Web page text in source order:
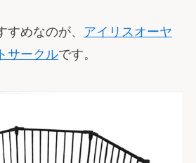
めなのが、 アイリスオーヤ
サークルです。